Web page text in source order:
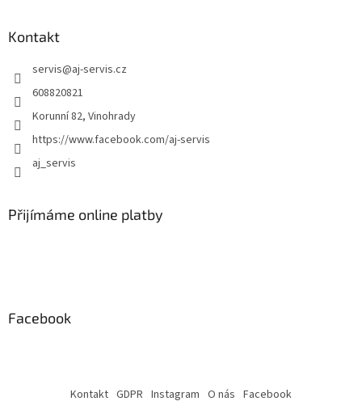
Kontakt
servis@aj-servis.cz
608820821
Korunní 82, Vinohrady
https://www.facebook.com/aj-servis
aj_servis
Přijímáme online platby
Facebook
Kontakt GDPR Instagram O nás Facebook